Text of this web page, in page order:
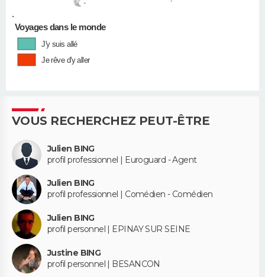
•
Voyages dans le monde
J'y suis allé
Je rêve d'y aller
VOUS RECHERCHEZ PEUT-ÊTRE
Julien BING
profil professionnel | Euroguard - Agent
Julien BING
profil professionnel | Comédien - Comédien
Julien BING
profil personnel | EPINAY SUR SEINE
Justine BING
profil personnel | BESANCON